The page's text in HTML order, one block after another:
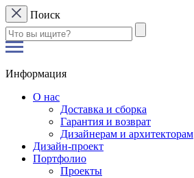
Поиск
Информация
О нас
Доставка и сборка
Гарантия и возврат
Дизайнерам и архитекторам
Дизайн-проект
Портфолио
Проекты